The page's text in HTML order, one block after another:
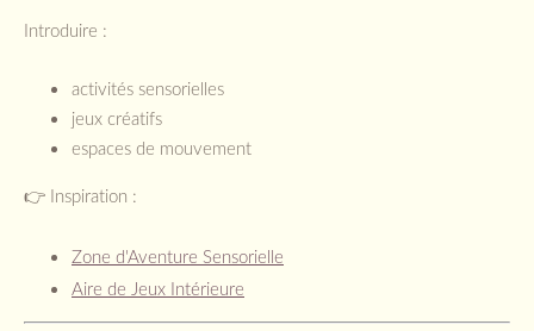
Introduire :
activités sensorielles
jeux créatifs
espaces de mouvement
👉 Inspiration :
Zone d'Aventure Sensorielle
Aire de Jeux Intérieure